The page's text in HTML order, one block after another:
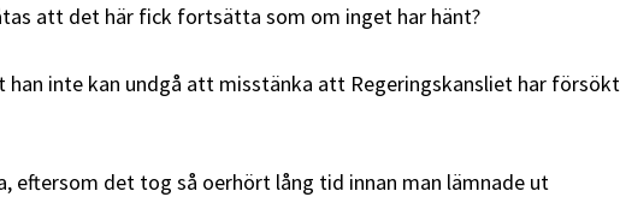
att det här fick fortsätta som om inget har hänt?
han inte kan undgå att misstänka att Regeringskansliet har försökt
eftersom det tog så oerhört lång tid innan man lämnade ut